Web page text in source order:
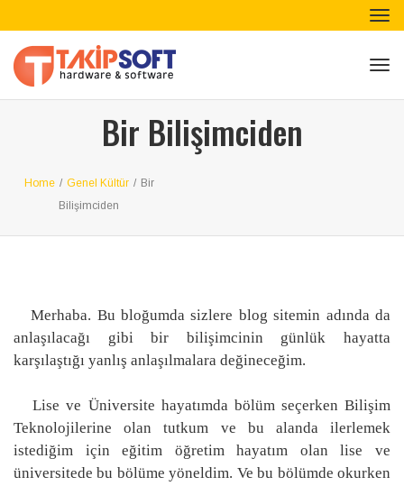
Bir Bilişimciden
Home / Genel Kültür / Bir
Bilişimciden
Merhaba. Bu bloğumda sizlere blog sitemin adında da
anlaşılacağı gibi bir bilişimcinin günlük hayatta
karşılaştığı yanlış anlaşılmalara değineceğim.
Lise ve Üniversite hayatımda bölüm seçerken Bilişim
Teknolojilerine olan tutkum ve bu alanda ilerlemek
istediğim için eğitim öğretim hayatım olan lise ve
üniversitede bu bölüme yöneldim. Ve bu bölümde okurken